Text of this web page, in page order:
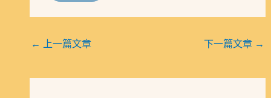
← 上一篇文章 下一篇文章 →